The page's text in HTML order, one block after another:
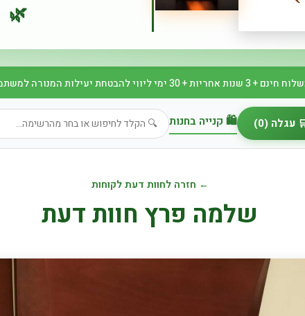
🌿
+ 3 שנות אחריות + 30 ימי ליווי להבטחת יעילות המנורה למשתמש
עגלה (0
) 🛍️ קנייה בחנות
← חזרה לחוות דעת לקוחות
שלמה פרץ חוות דעת